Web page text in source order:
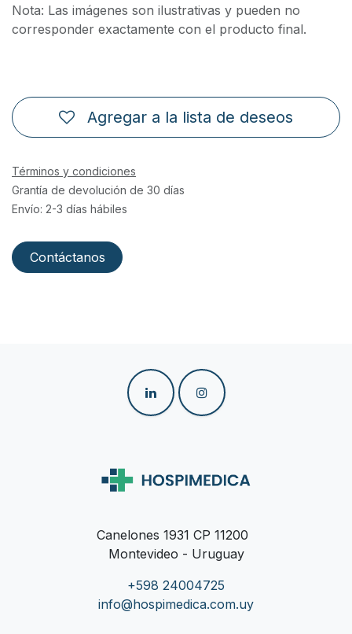
Nota: Las imágenes son ilustrativas y pueden no
corresponder exactamente con el producto final.
Agregar a la lista de deseos
Términos y condiciones
Grantía de devolución de 30 días
Envío: 2-3 días hábiles
Contáctanos
Canelones 1931 CP 11200
Montevideo - Uruguay
+598 24004725
info@hospimedica.com.uy